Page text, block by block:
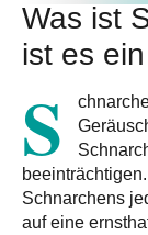
Was ist
ist es
S
Schnarchens
auf eine